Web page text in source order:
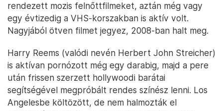
rendezett mozis felnőttfilmeket, aztán még vagy
egy évtizedig a VHS-korszakban is aktív volt.
Nagyjából ötven filmet jegyez, 2008-ban halt meg.
Harry Reems (valódi nevén Herbert John Streicher)
is aktívan pornózott még egy darabig, majd a pere
után frissen szerzett hollywoodi barátai
segítségével megpróbált rendes színész lenni. Los
Angelesbe költözött, de nem halmozták el